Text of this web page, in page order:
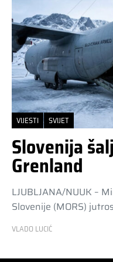
VIJESTI SVIJET
Slovenija
Grenland
LJUBLJANA/NUUK –
Slovenije (MORS)
VLADO LUCIĆ